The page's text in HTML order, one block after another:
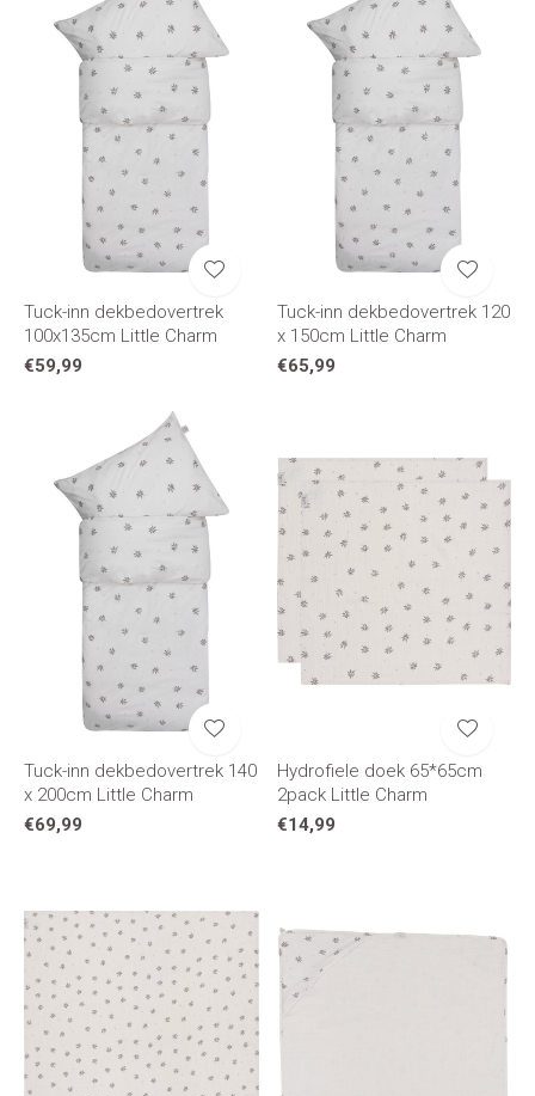
Tuck-inn dekbedovertrek
100x135cm Little Charm
€59,99
Tuck-inn dekbedovertrek 120
x 150cm Little Charm
€65,99
Tuck-inn dekbedovertrek 140
x 200cm Little Charm
€69,99
Hydrofiele doek 65*65cm
2pack Little Charm
€14,99